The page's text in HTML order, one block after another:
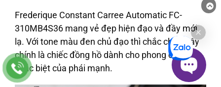
Frederique Constant Carree Automatic FC-
310MB4S36 mang vẻ đẹp hiện đạo và đầy mới
lạ. Với tone màu đen chủ đạo thì chắc chắn đây
chính là chiếc đồng hồ dành cho phong cách
khác biệt của phái mạnh.